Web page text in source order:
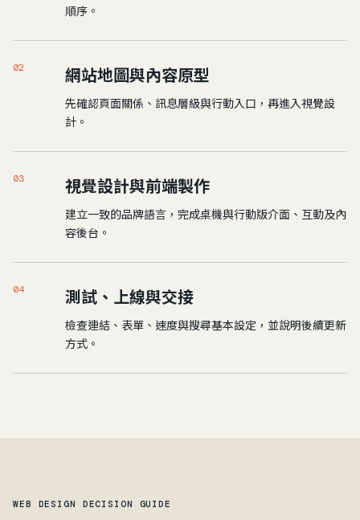
順序。
02 網站地圖與內容原型
先確認頁面關係、訊息層級與行動入口，再進入視覺設
計。
03 視覺設計與前端製作
建立一致的品牌語言，完成桌機與行動版介面、互動及內
容後台。
04 測試、上線與交接
檢查連結、表單、速度與搜尋基本設定，並說明後續更新
方式。
WEB DESIGN DECISION GUIDE